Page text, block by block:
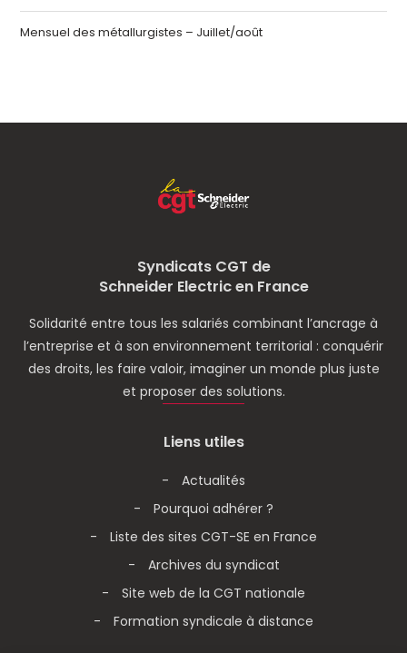
Mensuel des métallurgistes – Juillet/août
Syndicats CGT de
Schneider Electric en France
Solidarité entre tous les salariés combinant l’ancrage à
l’entreprise et à son environnement territorial : conquérir
des droits, les faire valoir, imaginer un monde plus juste
et proposer des solutions.
Liens utiles
Actualités
Pourquoi adhérer ?
Liste des sites CGT-SE en France
Archives du syndicat
Site web de la CGT nationale
Formation syndicale à distance